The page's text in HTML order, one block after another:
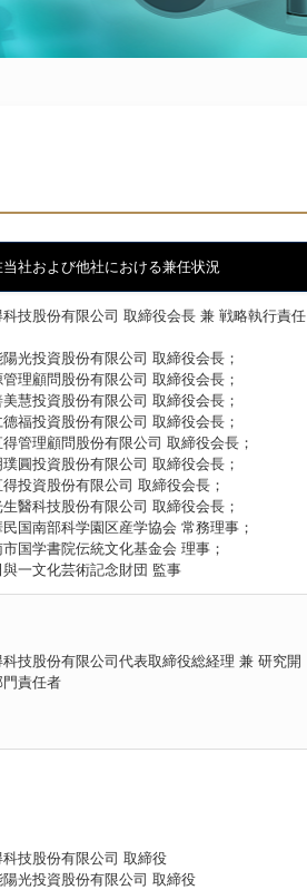
当社および他社における兼任状況
科技股份有限公司 取締役会長 兼 戦略執行責任
光投資股份有限公司 取締役会長；
理顧問股份有限公司 取締役会長；
慧投資股份有限公司 取締役会長；
福投資股份有限公司 取締役会長；
管理顧問股份有限公司 取締役会長；
圓投資股份有限公司 取締役会長；
投資股份有限公司 取締役会長；
生醫科技股份有限公司 取締役会長；
国南部科学園区産学協会 常務理事；
市国学書院伝統文化基金会 理事；
與一文化芸術記念財団 監事
科技股份有限公司代表取締役総経理 兼 研究開
門責任者
科技股份有限公司 取締役
陽光投資股份有限公司 取締役